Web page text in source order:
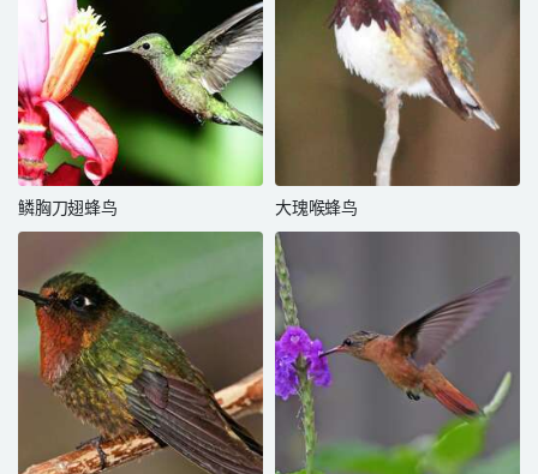
鳞胸刀翅蜂鸟 大瑰喉蜂鸟